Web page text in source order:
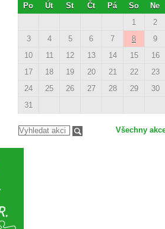
Po Út St Čt Pá So
Ne
1
2
3
4 5 6 7 8
9
10
11 12 13 14 15
16
17
18 19 20 21 22
23
24
25 26 27 28 29
30
31
Všechny